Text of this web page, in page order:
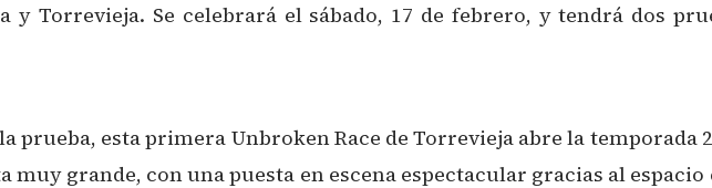
y Torrevieja. Se celebrará el sábado, 17 de febrero, y tendrá dos
prueba, esta primera Unbroken Race de Torrevieja abre la temporada
muy grande, con una puesta en escena espectacular gracias al